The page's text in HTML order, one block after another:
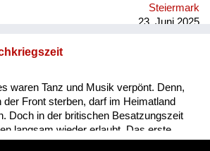
Steiermark
23. Juni 2025
waren Tanz und Musik verpönt. Denn,
der Front sterben, darf im Heimatland
Doch in der britischen Besatzungszeit
langsam wieder erlaubt. Das erste